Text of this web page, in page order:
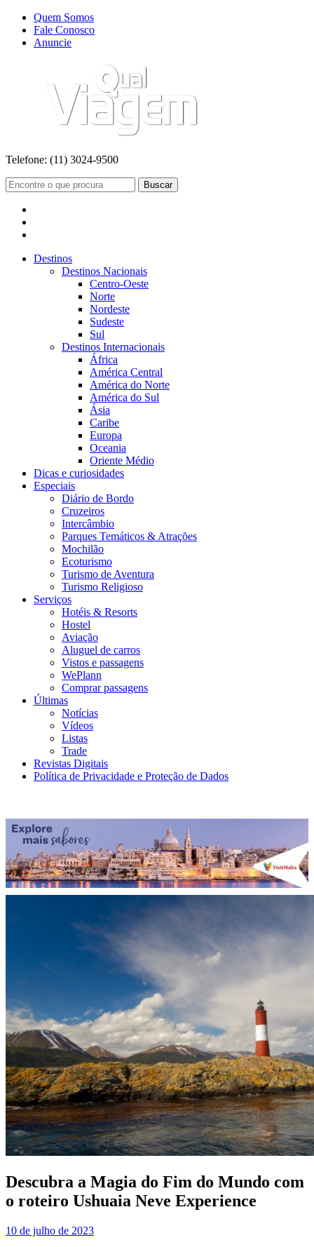
Quem Somos
Fale Conosco
Anuncie
Telefone: (11) 3024-9500
Buscar
Destinos
Destinos Nacionais
Centro-Oeste
Norte
Nordeste
Sudeste
Sul
Destinos Internacionais
África
América Central
América do Norte
América do Sul
Ásia
Caribe
Europa
Oceania
Oriente Médio
Dicas e curiosidades
Especiais
Diário de Bordo
Cruzeiros
Intercâmbio
Parques Temáticos & Atrações
Mochilão
Ecoturismo
Turismo de Aventura
Turismo Religioso
Serviços
Hotéis & Resorts
Hostel
Aviação
Aluguel de carros
Vistos e passagens
WePlann
Comprar passagens
Últimas
Notícias
Vídeos
Listas
Trade
Revistas Digitais
Política de Privacidade e Proteção de Dados
Descubra a Magia do Fim do Mundo com
o roteiro Ushuaia Neve Experience
10 de julho de 2023